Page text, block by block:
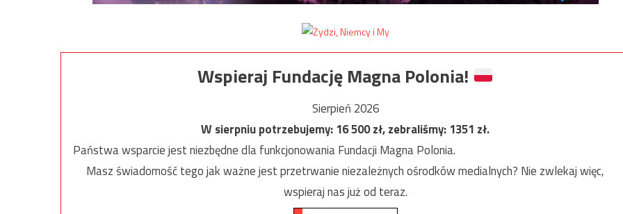
Wspieraj Fundację Magna Polonia!
Sierpień 2026
W sierpniu potrzebujemy:16 500zł, zebraliśmy:1351 zł.
Państwa wsparcie jest niezbędne dla funkcjonowania Fundacji Magna Polonia.
Masz świadomość tego jak ważne jest przetrwanie niezależnych ośrodków medialnych? Nie zwlekaj więc,
wspieraj nas już od teraz.